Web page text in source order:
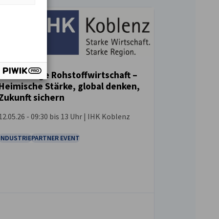
VERANSTALTUNG
Nachhaltige Rohstoffwirtschaft –
Stärke, global denken,
sichern
- 09:30 bis 13 Uhr | IHK Koblenz
PARTNER EVENT